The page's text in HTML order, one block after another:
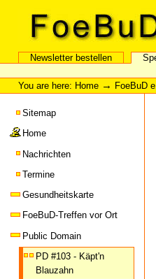
navigation
FoeBuD e.V.
SectionsNewsletter bestellen
toolsYou are here: Home → FoeBuD
Sitemap
Home
Nachrichten
Termine
Gesundheitskarte
FoeBuD-Treffen vor Ort
Public Domain
PD #103 - Käpt'n
Blauzahn